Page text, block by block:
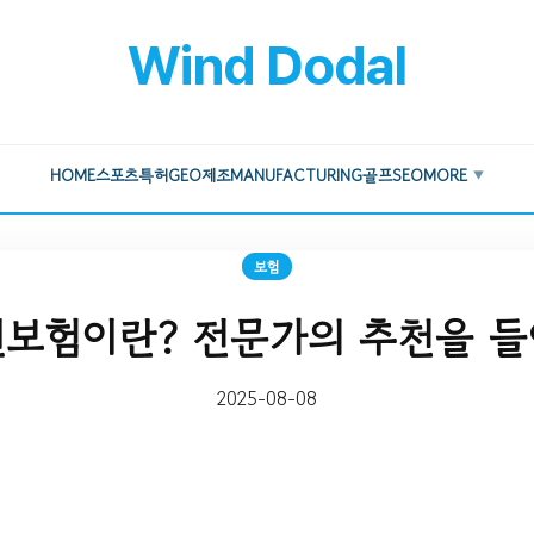
Wind Dodal
HOME스포츠특허GEO제조MANUFACTURING골프SEOMORE ▼
보험
험이란? 전문가의 추천을
2025-08-08